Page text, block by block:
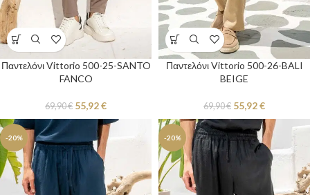
Παντελόνι Vittorio 500-25-SANTO
FANCO
69,90€ 55,92€
Παντελόνι Vittorio 500-26-BALI
BEIGE
69,90€ 55,92€
-20% -20%